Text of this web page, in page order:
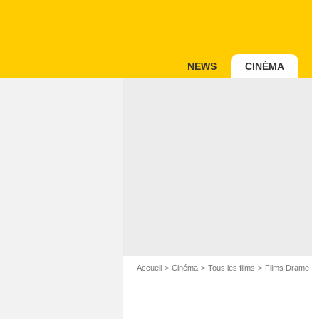
NEWS CINÉMA
Accueil Cinéma Tous les films Films Drame